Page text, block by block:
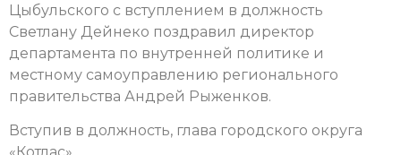
Цыбульского с вступлением в должность
Светлану Дейнеко поздравил директор
департамента по внутренней политике и
местному самоуправлению регионального
правительства Андрей Рыженков.
Вступив в должность, глава городского округа